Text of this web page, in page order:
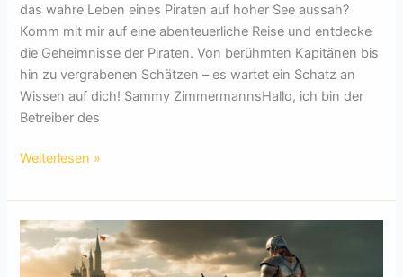
das wahre Leben eines Piraten auf hoher See aussah?
Komm mit mir auf eine abenteuerliche Reise und entdecke
die Geheimnisse der Piraten. Von berühmten Kapitänen bis
hin zu vergrabenen Schätzen – es wartet ein Schatz an
Wissen auf dich! Sammy ZimmermannsHallo, ich bin der
Betreiber des
Piraten:
wahre
Leben
auf
hoher
Weiterlesen »